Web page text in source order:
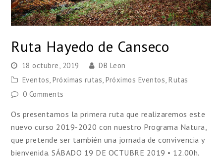
Ruta Hayedo de Canseco
18 octubre, 2019
DB Leon
Eventos ,Próximas rutas ,Próximos Eventos ,Rutas
0 Comments
Os presentamos la primera ruta que realizaremos este
nuevo curso 2019-2020 con nuestro Programa Natura,
que pretende ser también una jornada de convivencia y
bienvenida. SÁBADO 19 DE OCTUBRE 2019 • 12.00h.